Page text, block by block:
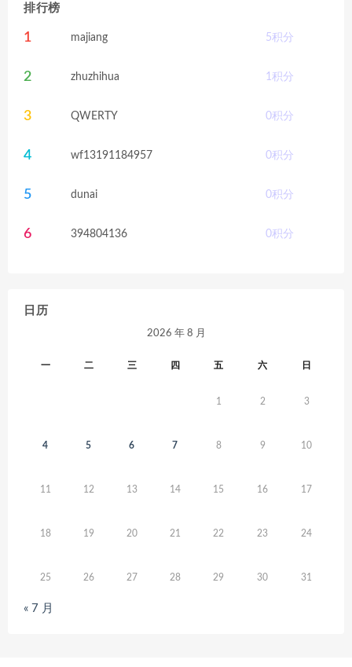
排行榜
1 majiang 5积分
2 zhuzhihua 1 积分
3 QWERTY 0积分
4 wf13191184957 0积分
5 dunai 0积分
6 394804136 0积分
日历
2026 年 8 月
一 二 三 四 五 六 日
1 2 3
4 5 6 7 8 9 10
11 12 13 14 15 16 17
18 19 20 21 22 23 24
25 26 27 28 29 30 31
« 7 月